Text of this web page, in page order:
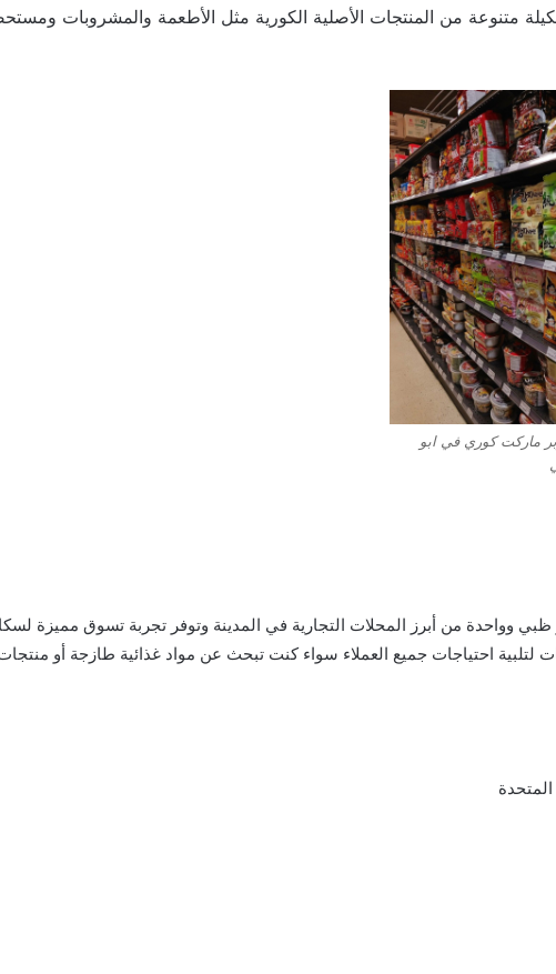
متنوعة من المنتجات الأصلية الكورية مثل الأطعمة والمشروبات
ماركت كوري في ابو
من أبرز المحلات التجارية في المدينة وتوفر تجربة تسوق مميزة
احتياجات جميع العملاء سواء كنت تبحث عن مواد غذائية طازجة أو